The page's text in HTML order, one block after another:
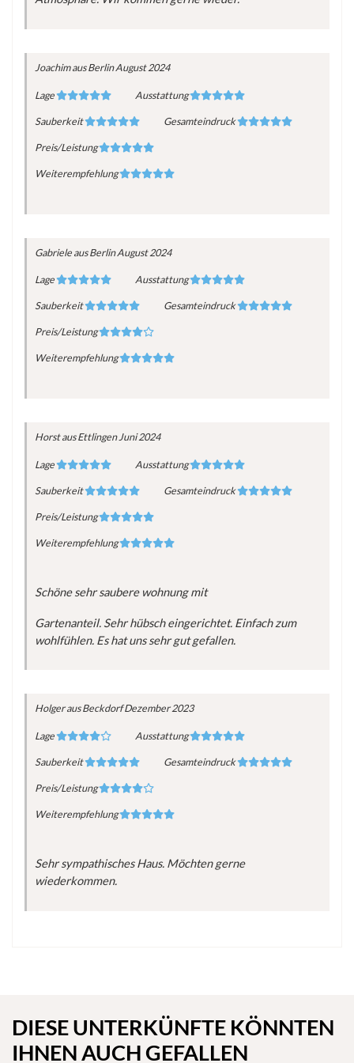
Joachimaus Berlin August 2024
Lage Ausstattung
Sauberkeit Gesamteindruck
Preis/Leistung
Weiterempfehlung
Gabriele aus Berlin August 2024
Lage Ausstattung
Sauberkeit Gesamteindruck
Preis/Leistung
Weiterempfehlung
Horstaus EttlingenJuni 2024
Lage Ausstattung
Sauberkeit Gesamteindruck
Preis/Leistung
Weiterempfehlung
Schöne sehr saubere wohnung mit
Gartenanteil. Sehr hübsch eingerichtet. Einfach zum
wohlfühlen. Es hat uns sehr gut gefallen.
Holgeraus BeckdorfDezember 2023
Lage Ausstattung
Sauberkeit Gesamteindruck
Preis/Leistung
Weiterempfehlung
Sehr sympathisches Haus. Möchten gerne
wiederkommen.
DIESE UNTERKÜNFTE KÖNNTEN
IHNEN AUCH GEFALLEN